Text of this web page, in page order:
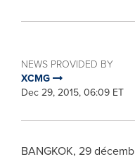
NEWS PROVIDED BY
XCMG
Dec 29, 2015, 06:09 ET
BANGKOK, 29